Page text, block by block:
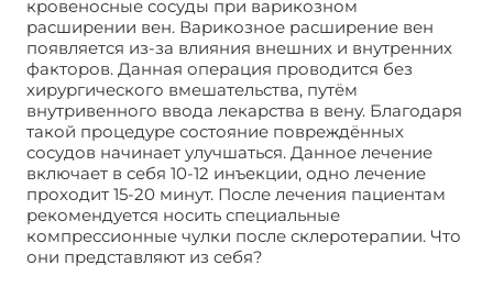
кровеносные сосуды при варикозном
расширении вен. Варикозное расширение вен
появляется из-за влияния внешних и внутренних
факторов. Данная операция проводится без
хирургического вмешательства, путём
внутривенного ввода лекарства в вену. Благодаря
такой процедуре состояние повреждённых
сосудов начинает улучшаться. Данное лечение
включает в себя 10-12 инъекции, одно лечение
проходит 15-20 минут. После лечения пациентам
рекомендуется носить специальные
компрессионные чулки после склеротерапии. Что
они представляют из себя?